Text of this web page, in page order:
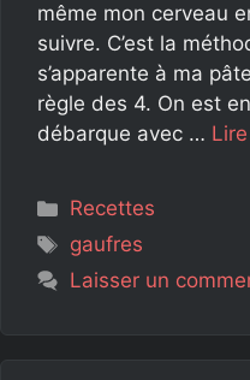
même mon cerveau
suivre. C’est la
s’apparente à ma
règle des 4. On est
débarque avec …
Catégories
Recettes
Étiquettes
gaufres
Laisser un